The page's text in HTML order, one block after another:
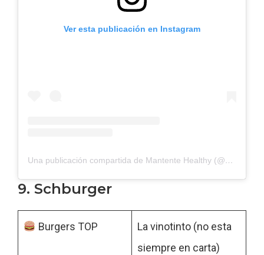
Ver esta publicación en Instagram
Una publicación compartida de Mantente Healthy (@mantente_healthy)
9. Schburger
Burgers TOP
La vinotinto (no esta
siempre en carta)